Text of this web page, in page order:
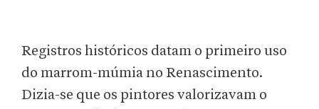
Registros históricos datam o primeiro uso
do marrom-múmia no Renascimento.
Dizia-se que os pintores valorizavam o